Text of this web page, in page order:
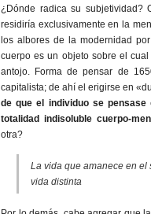
¿Dónde radica su subjetividad?
residiría exclusivamente en la
los albores de la modernidad
cuerpo es un objeto sobre el
antojo. Forma de pensar de
capitalista; de ahí el erigirse en
de que el individuo se
totalidad indisoluble cuerpo-
otra?
La vida que amanece en el
vida distinta